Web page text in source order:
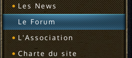
Les News
Le Forum
L'Association
Charte du site